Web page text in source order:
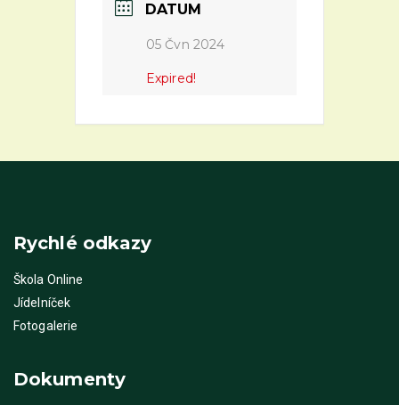
DATUM
05 Čvn 2024
Expired!
Rychlé odkazy
Škola Online
Jídelníček
Fotogalerie
Dokumenty